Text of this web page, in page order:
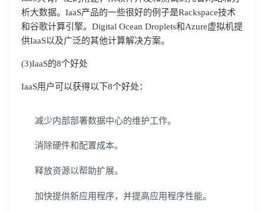
析大数据。IaaS产品的一些很好的例子是Rackspace技术
和谷歌计算引擎。Digital Ocean Droplets和Azure虚拟机提
供IaaS以及广泛的其他计算解决方案。
(3)IaaS的8个好处
IaaS用户可以获得以下8个好处：
减少内部部署数据中心的维护工作。
消除硬件和配置成本。
释放资源以帮助扩展。
加快提供新应用程序，并提高应用程序性能。